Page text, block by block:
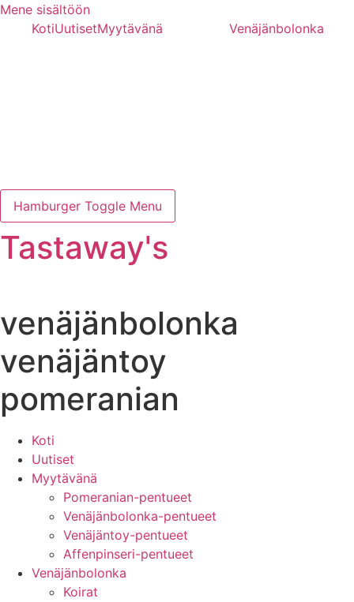
Mene sisältöön
KotiUutisetMyytävänä Venäjänbolonka
Hamburger Toggle Menu
Tastaway's
venäjänbolonka
venäjäntoy
pomeranian
Koti
Uutiset
Myytävänä
Pomeranian-pentueet
Venäjänbolonka-pentueet
Venäjäntoy-pentueet
Affenpinseri-pentueet
Venäjänbolonka
Koirat